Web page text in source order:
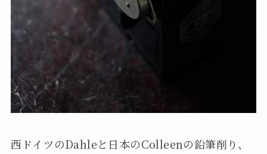
西ドイツのDahleと日本のColleenの鉛筆削り、